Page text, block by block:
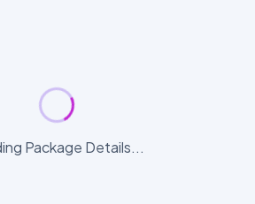
Package Details...